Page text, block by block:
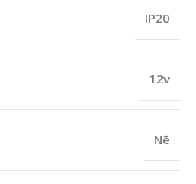
IP20
12v
Nē